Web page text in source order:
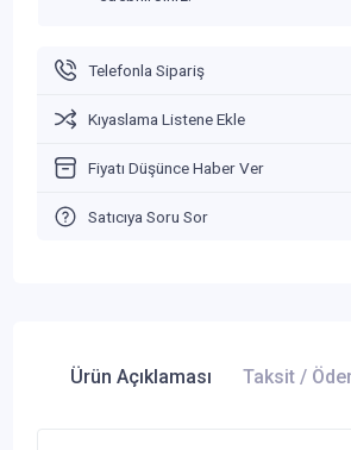
Telefonla Sipariş
Kıyaslama Listene Ekle
Fiyatı Düşünce Haber Ver
Satıcıya Soru Sor
Ürün Açıklaması Taksit /